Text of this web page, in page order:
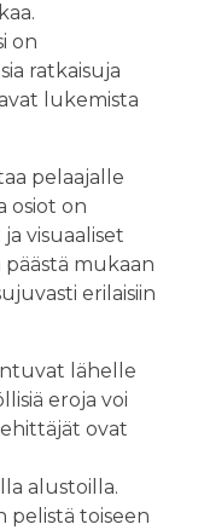
on
ratkaisuja
lukemista
pelaajalle
osiot on
visuaaliset
mukaan
erilaisiin
lähelle
eroja voi
ovat
alustoilla.
pelistä toiseen